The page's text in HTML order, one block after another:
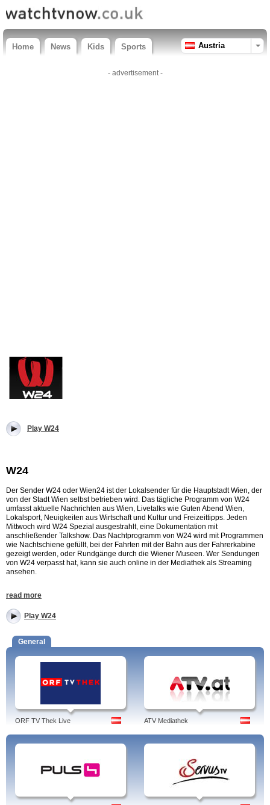
Home News Kids Sports Austria
- advertisement -
Play W24
W24
Der Sender W24 oder Wien24 ist der Lokalsender für die Hauptstadt Wien, der
von der Stadt Wien selbst betrieben wird. Das tägliche Programm von W24
umfasst aktuelle Nachrichten aus Wien, Livetalks wie Guten Abend Wien,
Lokalsport, Neuigkeiten aus Wirtschaft und Kultur und Freizeittipps. Jeden
Mittwoch wird W24 Spezial ausgestrahlt, eine Dokumentation mit
anschließender Talkshow. Das Nachtprogramm von W24 wird mit Programmen
wie Nachtschiene gefüllt, bei der Fahrten mit der Bahn aus der Fahrerkabine
gezeigt werden, oder Rundgänge durch die Wiener Museen. Wer Sendungen
von W24 verpasst hat, kann sie auch online in der Mediathek als Streaming
ansehen.
das neue Magazin - Trends, Vergleichstests, Hintergründe.
empfangen, hütteldorf, jetzt poschts, wien, wachsjacken, berlin, studio, welche
größe, nachtschiene, W24.
read more
Play W24
General
ORF TV Thek Live ATV Mediathek